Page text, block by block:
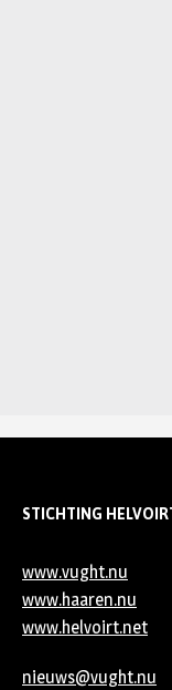
STICHTING
www.vught.nu
www.haaren.nu
www.helvoirt.net
nieuws@vught.nu